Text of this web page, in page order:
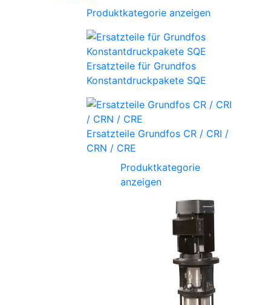
Produktkategorie anzeigen
Ersatzteile für Grundfos
Konstantdruckpakete SQE
Ersatzteile Grundfos CR / CRI /
CRN / CRE
Produktkategorie
anzeigen